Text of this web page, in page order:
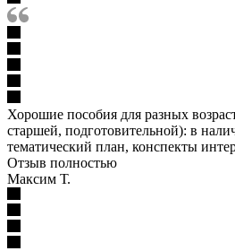
Хорошие пособия для разных
старшей, подготовительной): в
тематический план, конспекты
Отзыв полностью
Максим Т.